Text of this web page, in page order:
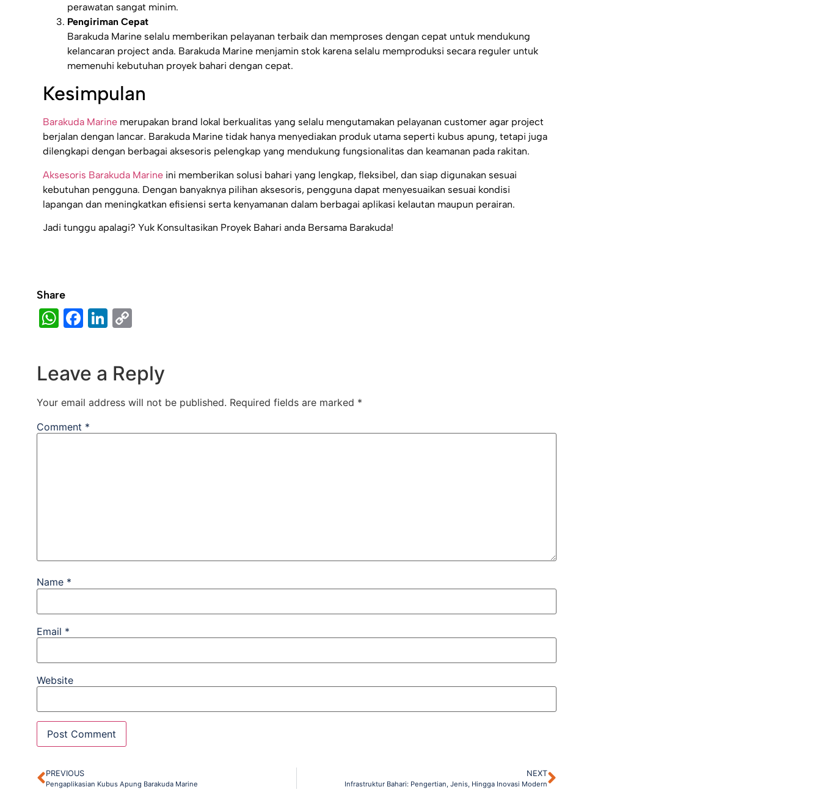
perawatan sangat minim.
Pengiriman Cepat
Barakuda Marine selalu memberikan pelayanan terbaik dan memproses dengan cepat untuk mendukung
kelancaran project anda. Barakuda Marine menjamin stok karena selalu memproduksi secara reguler untuk
memenuhi kebutuhan proyek bahari dengan cepat.
Kesimpulan
Barakuda Marine merupakan brand lokal berkualitas yang selalu mengutamakan pelayanan customer agar project
berjalan dengan lancar. Barakuda Marine tidak hanya menyediakan produk utama seperti kubus apung, tetapi juga
dilengkapi dengan berbagai aksesoris pelengkap yang mendukung fungsionalitas dan keamanan pada rakitan.
Aksesoris Barakuda Marine ini memberikan solusi bahari yang lengkap, fleksibel, dan siap digunakan sesuai
kebutuhan pengguna. Dengan banyaknya pilihan aksesoris, pengguna dapat menyesuaikan sesuai kondisi
lapangan dan meningkatkan efisiensi serta kenyamanan dalam berbagai aplikasi kelautan maupun perairan.
Jadi tunggu apalagi? Yuk Konsultasikan Proyek Bahari anda Bersama Barakuda!
Share
WhatsApp
Facebook
LinkedIn
Leave a Reply
Your email address will not be published. Required fields are marked *
Comment *
Name *
Email *
Website
PREVIOUS
Pengaplikasian Kubus Apung Barakuda Marine
NEXT
Infrastruktur Bahari: Pengertian, Jenis, Hingga Inovasi Modern